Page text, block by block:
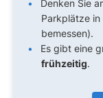
Denken Sie
Parkplätze
bemessen).
Es gibt eine
frühzeitig.